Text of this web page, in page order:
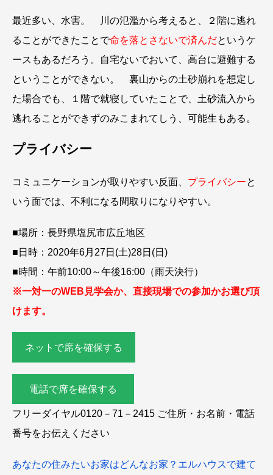
最近多い、水害。 川の氾濫から考えると、２階に逃れ
ることができたことで命を落とさないで済んだというケ
ースもあるだろう。自宅ないでおいて、高台に避難する
ということができない。 裏山からの土砂崩れを想定し
た場合でも、１階で就寝していたことで、土砂流入から
逃れることができずのみこまれてしう、可能生もある。
プライバシー
コミュニケーションが取りやすい反面、 プライバシーと
いう面では、不利になる間取りになりやすい。
■場所：長野県塩尻市広丘地区
■日時：2020年6月27日(土)28日(日)
■時間：午前10:00～午後16:00（雨天決行）
※一対一のWEB見学会か、直接現場での参加かお選び頂
けます。
ネットで席を確保する
電話で席を確保する
フリーダイヤル0120－71－2415 ご住所・お名前・電話
番号をお伝えください
あなたの住みたいお家はどんなお家？エルハウスで建て